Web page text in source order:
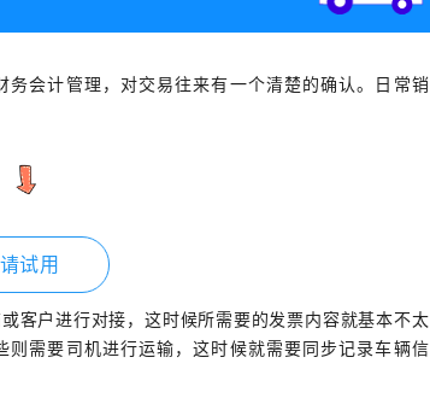
会计管理，对交易往来有一个清楚的确认。日常销
试用
客户进行对接，这时候所需要的发票内容就基本不太
需要司机进行运输，这时候就需要同步记录车辆信